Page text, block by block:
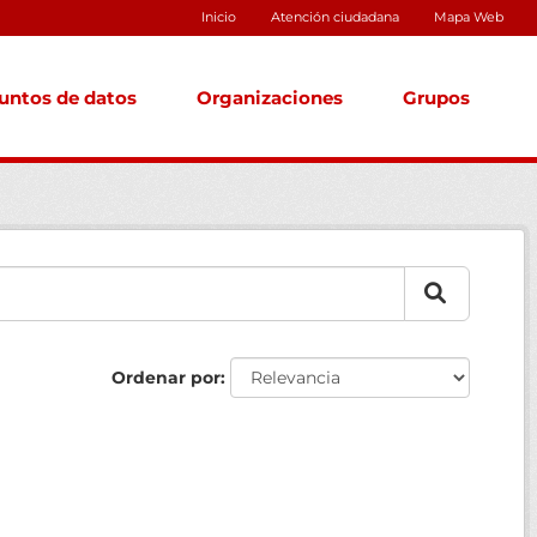
Inicio Atención ciudadana Mapa Web
de datos Organizaciones Grupos
Ordenar por